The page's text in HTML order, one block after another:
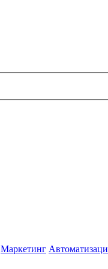
Маркетинг